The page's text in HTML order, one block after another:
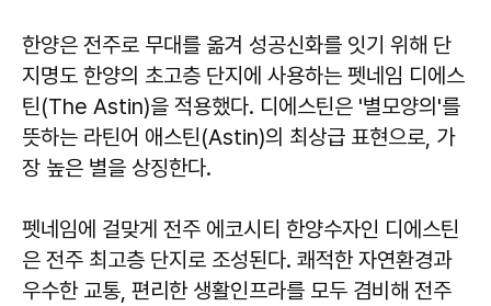
한양은 전주로 무대를 옮겨 성공신화를 잇기 위해 단
지명도 한양의 초고층 단지에 사용하는 펫네임 디에스
틴(The Astin)을 적용했다. 디에스틴은 '별모양의'를
뜻하는 라틴어 애스틴(Astin)의 최상급 표현으로, 가
장 높은 별을 상징한다.
펫네임에 걸맞게 전주 에코시티 한양수자인 디에스틴
은 전주 최고층 단지로 조성된다. 쾌적한 자연환경과
우수한 교통, 편리한 생활인프라를 모두 겸비해 전주